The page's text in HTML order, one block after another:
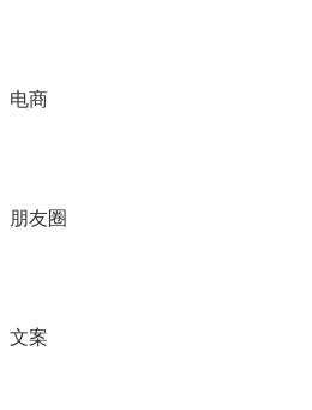
电商
朋友圈
文案